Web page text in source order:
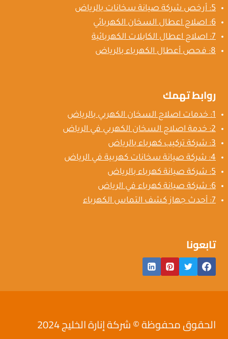
5: أرخص شركة صيانة سخانات بالرياض
6: اصلاح اعطال السخان الكهربائي
7: اصلاح اعطال الكابلات الكهربائية
8: فحص أعطال الكهرباء بالرياض
روابط تهمك
1: خدمات اصلاح السخان الكهربي بالرياض
2: خدمة اصلاح السخان الكهربي في الرياض
3: شركة تركيب كهرباء بالرياض
4: شركة صيانة سخانات كهربية في الرياض
5: شركة صيانة كهرباء بالرياض
6: شركة صيانة كهرباء في الرياض
7: أحدث جهاز كشف التماس الكهرباء
تابعونا
الحقوق محفوظة © شركة إنارة الخليج 2024